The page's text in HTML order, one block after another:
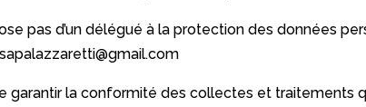
pas d’un délégué à la protection des données
sapalazzaretti@gmail.com
garantir la conformité des collectes et traitements